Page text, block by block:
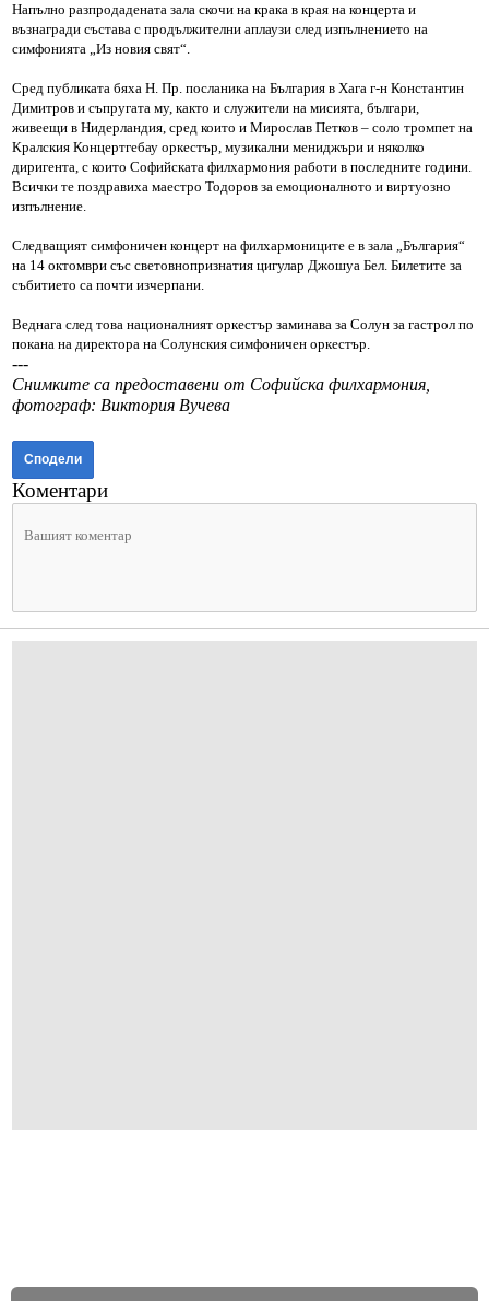
Напълно разпродадената зала скочи на крака в края на концерта и
възнагради състава с продължителни аплаузи след изпълнението на
симфонията „Из новия свят“.
Сред публиката бяха Н. Пр. посланика на България в Хага г-н Константин
Димитров и съпругата му, както и служители на мисията, българи,
живеещи в Нидерландия, сред които и Мирослав Петков – соло тромпет на
Кралския Концертгебау оркестър, музикални мениджъри и няколко
диригента, с които Софийската филхармония работи в последните години.
Всички те поздравиха маестро Тодоров за емоционалното и виртуозно
изпълнение.
Следващият симфоничен концерт на филхармониците е в зала „България“
на 14 октомври със световнопризнатия цигулар Джошуа Бел. Билетите за
събитието са почти изчерпани.
Веднага след това националният оркестър заминава за Солун за гастрол по
покана на директора на Солунския симфоничен оркестър.
---
Снимките са предоставени от Софийска филхармония,
фотограф: Виктория Вучева
Сподели
Коментари